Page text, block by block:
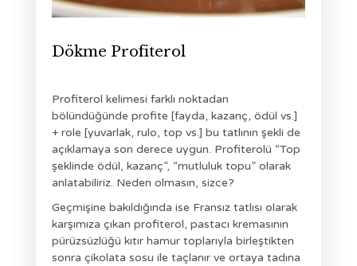
Dökme Profiterol
Profiterol kelimesi farklı noktadan
bölündüğünde profite [fayda, kazanç, ödül vs.]
+ role [yuvarlak, rulo, top vs.] bu tatlının şekli de
açıklamaya son derece uygun. Profiterolü “Top
şeklinde ödül, kazanç”, “mutluluk topu” olarak
anlatabiliriz. Neden olmasın, sizce?
Geçmişine bakıldığında ise Fransız tatlısı olarak
karşımıza çıkan profiterol, pastacı kremasının
pürüzsüzlüğü kıtır hamur toplarıyla birleştikten
sonra çikolata sosu ile taçlanır ve ortaya tadına